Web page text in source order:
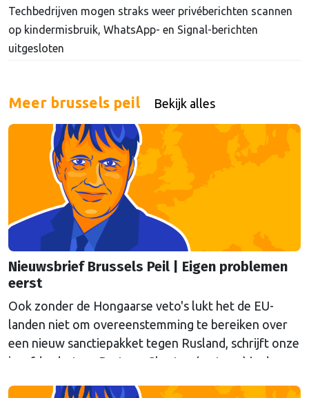
Techbedrijven mogen straks weer privéberichten scannen
op kindermisbruik, WhatsApp- en Signal-berichten
uitgesloten
Meer brussels peil Bekijk alles
Nieuwsbrief Brussels Peil | Eigen problemen
eerst
Ook zonder de Hongaarse veto's lukt het de EU-
landen niet om overeenstemming te bereiken over
een nieuw sanctiepakket tegen Rusland, schrijft onze
hoofdredacteur Bert van Slooten (cartoon) in de